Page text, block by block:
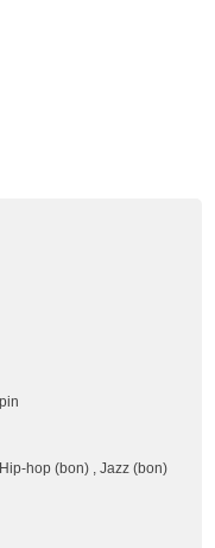
hop (bon) , Jazz (bon)